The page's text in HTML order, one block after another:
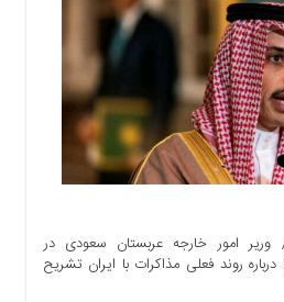
وریر امور خارجه عربستان سعودی در
روند فعلی مذاکرات با ایران تشریح